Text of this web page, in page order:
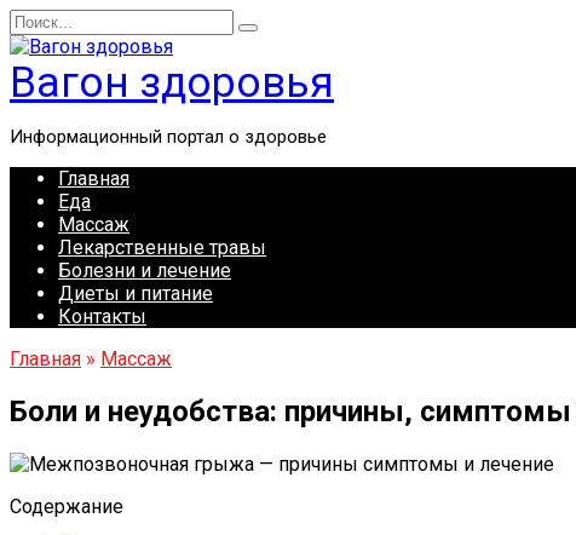
Перейти
к
содержанию
Search
for:
Вагон здоровья
Информационный портал о здоровье
Главная
Еда
Массаж
Лекарственные травы
Болезни и лечение
Диеты и питание
Контакты
Главная » Массаж
Боли и неудобства: причины,
Содержание